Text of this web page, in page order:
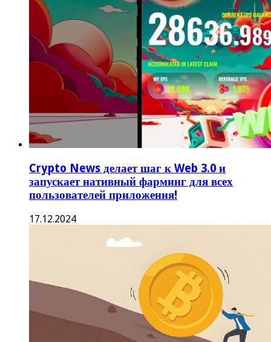
Crypto News делает шаг к Web 3.0 и
запускает нативный фарминг для всех
пользователей приложения!
17.12.2024